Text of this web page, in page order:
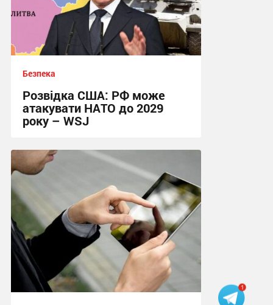
Безпека
Розвідка США: РФ може
атакувати НАТО до 2029
року – WSJ
11:43, 7.08.2026